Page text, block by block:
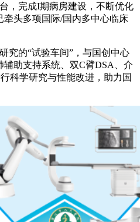
，完成I期病房建设，不断优化
头多项国际/国内多中心临床
究的“试验车间”，与国创中心
助支持系统、双C臂DSA、介
科学研究与性能改进，助力国